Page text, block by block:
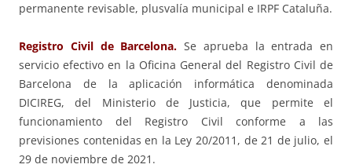
permanente revisable, plusvalía municipal e IRPF Cataluña.
Registro Civil de Barcelona. Se aprueba la entrada en
servicio efectivo en la Oficina General del Registro Civil de
Barcelona de la aplicación informática denominada
DICIREG, del Ministerio de Justicia, que permite el
funcionamiento del Registro Civil conforme a las
previsiones contenidas en la Ley 20/2011, de 21 de julio, el
29 de noviembre de 2021.